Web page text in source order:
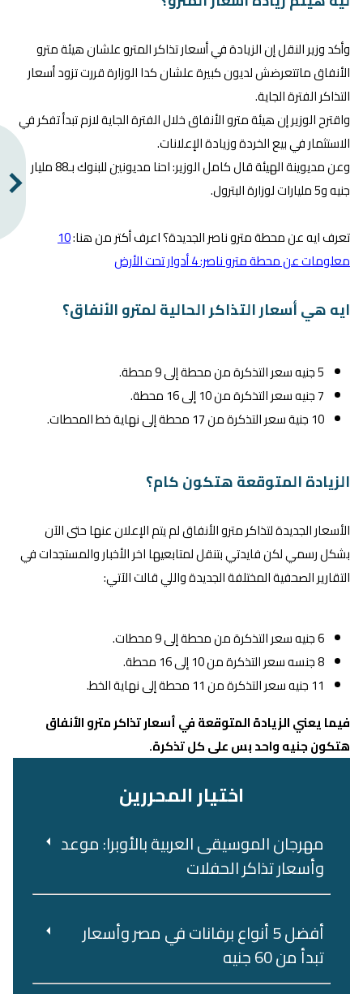
وأكد وزير النقل إن الزيادة في أسعار تذاكر المترو علشان هيئة مترو
الأنفاق ماتتعرضش لديون كبيرة علشان كدا الوزارة قررت تزود أسعار
التذاكر الفترة الجاية.
واقترح الوزير إن هيئة مترو الأنفاق خلال الفترة الجاية لازم تبدأ تفكر في
الاستثمار في بيع الخردة وزيادة الإعلانات.
وعن مديوينة الهيئة قال كامل الوزير: احنا مديونين للبنوك بـ88 مليار
جنيه و5 مليارات لوزارة البترول.
تعرف ايه عن محطة مترو ناصر الجديدة؟ اعرف أكتر من هنا:10
معلومات عن محطة مترو ناصر: 4 أدوار تحت الأرض
ايه هي أسعار التذاكر الحالية لمترو الأنفاق؟
5 جنيه سعر التذكرة من محطة إلى 9 محطة.
7 جنيه سعر التذكرة من 10 إلى 16 محطة.
10 جنية سعر التذكرة من 17 محطة إلى نهاية خط المحطات.
الزيادة المتوقعة هتكون كام؟
الأسعار الجديدة لتذاكر مترو الأنفاق لم يتم الإعلان عنها حتى الآن
بشكل رسمي لكن فايدتي بتنقل لمتابعيها اخر الأخبار والمستجدات في
التقارير الصحفية المختلفة الجديدة واللي قالت الآتي:
6 جنيه سعر التذكرة من محطة إلى 9 محطات.
8 جنسه سعر التذكرة من 10 إلى 16 محطة.
11 جنيه سعر التذكرة من 11 محطة إلى نهاية الخط.
فيما يعني الزيادة المتوقعة في أسعار تذاكر مترو الأنفاق
هتكون جنيه واحد بس على كل تذكرة.
اختيار المحررين
مهرجان الموسيقى العربية بالأوبرا: موعد
وأسعار تذاكر الحفلات
أفضل 5 أنواع برفانات في مصر وأسعار
تبدأ من 60 جنيه